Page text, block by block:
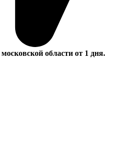
области от 1 дня.